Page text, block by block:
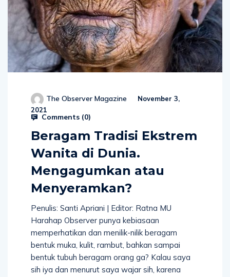
The Observer Magazine
November 3,
2021
Comments (0)
Beragam Tradisi Ekstrem
Wanita di Dunia.
Mengagumkan atau
Menyeramkan?
Penulis: Santi Apriani | Editor: Ratna MU
Harahap Observer punya kebiasaan
memperhatikan dan menilik-nilik beragam
bentuk muka, kulit, rambut, bahkan sampai
bentuk tubuh beragam orang ga? Kalau saya
sih iya dan menurut saya wajar sih, karena